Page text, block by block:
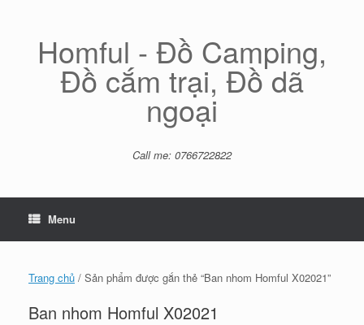
Homful - Đồ Camping,
Đồ cắm trại, Đồ dã
ngoại
Call me: 0766722822
Menu
Trang chủ / Sản phẩm được gắn thẻ “Ban nhom Homful X02021”
Ban nhom Homful X02021